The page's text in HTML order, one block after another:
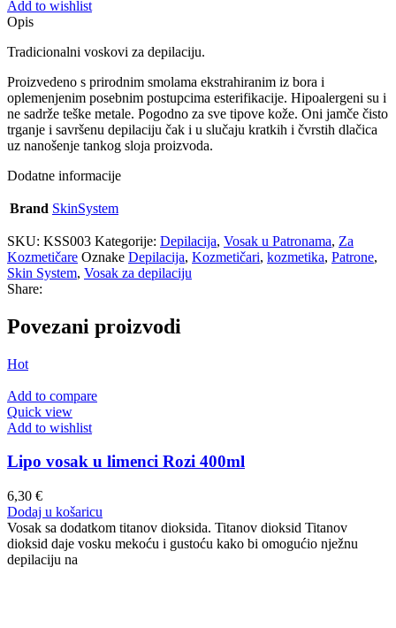
Add to wishlist
Opis
Tradicionalni voskovi za depilaciju.
Proizvedeno s prirodnim smolama ekstrahiranim iz bora i
oplemenjenim posebnim postupcima esterifikacije. Hipoalergeni su i
ne sadrže teške metale. Pogodno za sve tipove kože. Oni jamče čisto
trganje i savršenu depilaciju čak i u slučaju kratkih i čvrstih dlačica
uz nanošenje tankog sloja proizvoda.
Dodatne informacije
Brand SkinSystem
SKU: KSS003 Kategorije: Depilacija, Vosak u Patronama, Za
Kozmetičare Oznake Depilacija, Kozmetičari, kozmetika, Patrone,
Skin System, Vosak za depilaciju
Share:
Povezani proizvodi
Hot
Add to compare
Quick view
Add to wishlist
Lipo vosak u limenci Rozi 400ml
6,30 €
Dodaj u košaricu
Vosak sa dodatkom titanov dioksida. Titanov dioksid Titanov
dioksid daje vosku mekoću i gustoću kako bi omogućio nježnu
depilaciju na